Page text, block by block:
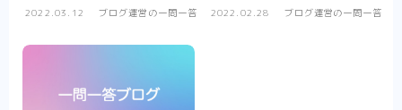
2022.03.12 ブログ運営の一問一答 2022.02.28 ブログ運営の一問一答